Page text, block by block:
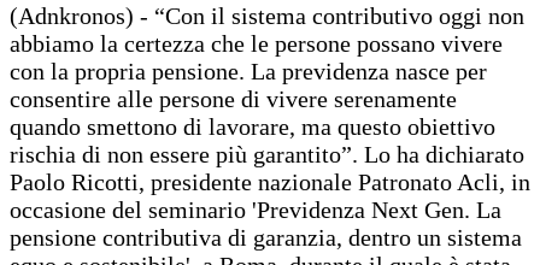
(Adnkronos) - “Con il sistema contributivo oggi non
abbiamo la certezza che le persone possano vivere
con la propria pensione. La previdenza nasce per
consentire alle persone di vivere serenamente
quando smettono di lavorare, ma questo obiettivo
rischia di non essere più garantito”. Lo ha dichiarato
Paolo Ricotti, presidente nazionale Patronato Acli, in
occasione del seminario 'Previdenza Next Gen. La
pensione contributiva di garanzia, dentro un sistema